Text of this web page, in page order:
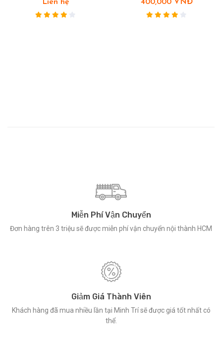
Liên hệ 400,000 VNĐ
Miễn Phí Vận Chuyển
Đơn hàng trên 3 triệu sẽ được miễn phí vận chuyển nội thành HCM
Giảm Giá Thành Viên
Khách hàng đã mua nhiều lần tại Minh Trí sẽ được giá tốt nhất có
thể.